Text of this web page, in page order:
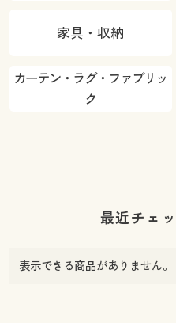
家具・収納
カーテン・ラグ・ファブリッ
ク
最近チェ
表示できる商品がありません。